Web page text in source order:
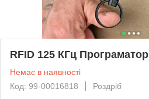
RFID 125 КГц Програматор
Немає в наявності
Код: 99-00016818
Роздріб